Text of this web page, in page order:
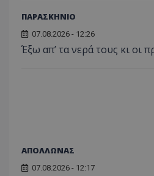
ΠΑΡΑΣΚΗΝΙΟ
07.08.2026 - 12:26
Έξω απ’ τα νερά τους κι οι
ΑΠΟΛΛΩΝΑΣ
07.08.2026 - 12:17